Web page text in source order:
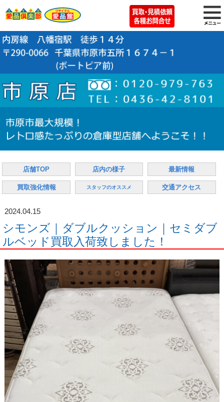
店舗TOP 店内の様子 最新情報
買取強化情報 スタッフのオススメ 交通アクセス
2024.04.15
シモンズ｜ダブルクッション｜セミダブ
ルベッド買取入荷致しました！